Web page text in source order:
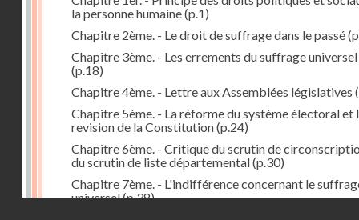
la personne humaine(p.1)
Chapitre 2ème. - Le droit de suffrage dans le passé
Chapitre 3ème. - Les errements du suffrage universel
(p.18)
Chapitre 4ème. - Lettre aux Assemblées législatives
Chapitre 5ème. - La réforme du système électoral et
revision de la Constitution(p.24)
Chapitre 6ème. - Critique du scrutin de
du scrutin de liste départemental(p.30)
Chapitre 7ème. - L'indifférence concernant le
universel(p.38)